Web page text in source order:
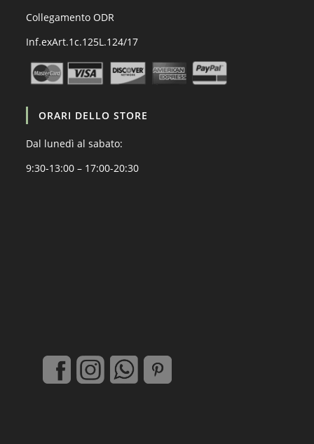
Collegamento ODR
Inf.exArt.1c.125L.124/17
ORARI DELLO STORE
Dal lunedì al sabato:
9:30-13:00 – 17:00-20:30